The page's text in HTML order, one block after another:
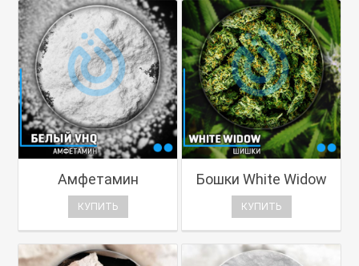
Амфетамин
КУПИТЬ
Бошки White Widow
КУПИТЬ